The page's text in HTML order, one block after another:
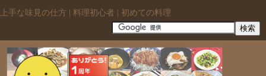
上手な味見の仕方 | 料理初心者 | 初めての料理